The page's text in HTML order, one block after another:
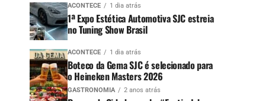
ACONTECE 1 dia atrás
1ª Expo Estética Automotiva SJC estreia
no Tuning Show Brasil
ACONTECE 1 dia atrás
Boteco da Gema SJC é selecionado para
o Heineken Masters 2026
GASTRONOMIA 2 anos atrás